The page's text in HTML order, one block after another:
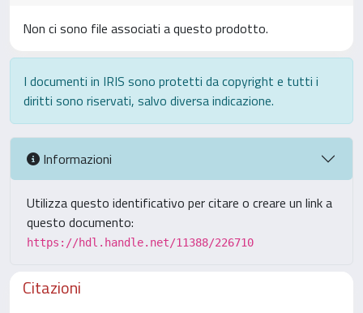
Non ci sono file associati a questo prodotto.
I documenti in IRIS sono protetti da copyright e tutti i
diritti sono riservati, salvo diversa indicazione.
Informazioni
Utilizza questo identificativo per citare o creare un link a
questo documento:
https://hdl.handle.net/11388/226710
Citazioni